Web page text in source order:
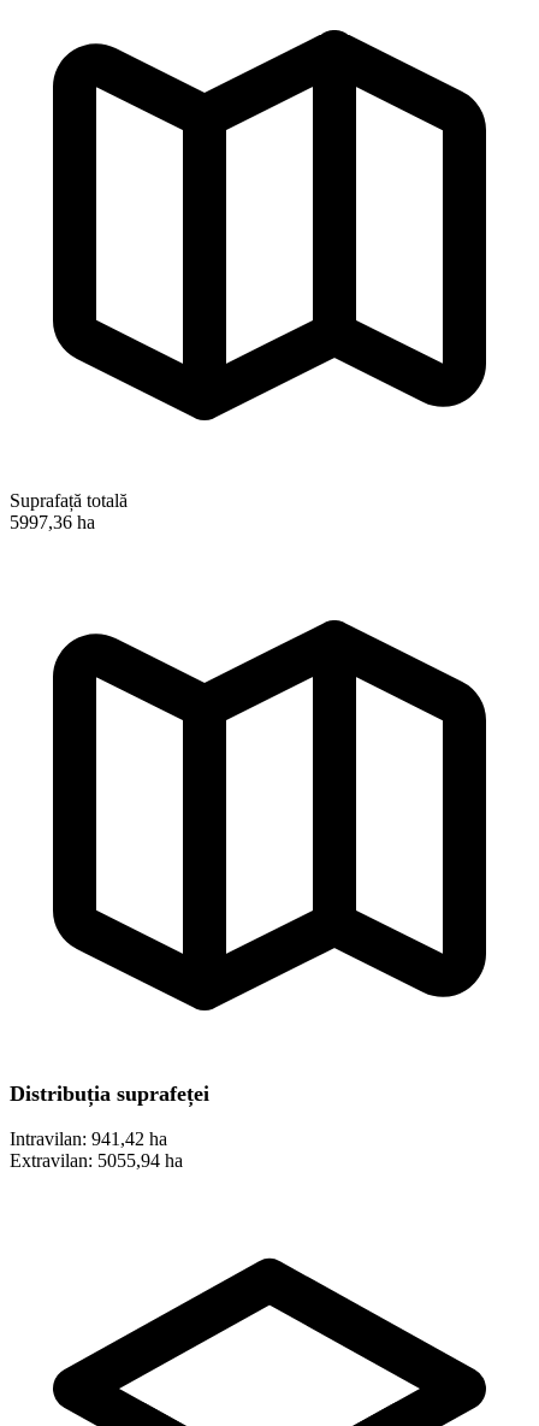
Suprafață totală
5997,36 ha
Distribuția suprafeței
Intravilan: 941,42 ha
Extravilan: 5055,94 ha